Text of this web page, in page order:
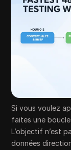
Si vous voulez
faites une
L’objectif n’est
données